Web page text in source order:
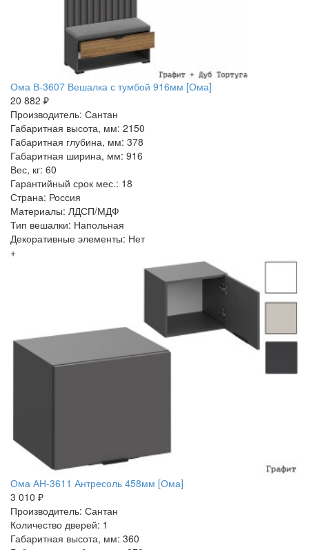
Ома В-3607 Вешалка с тумбой 916мм [Ома]
20 882 ₽
Производитель: Сантан
Габаритная высота, мм: 2150
Габаритная глубина, мм: 378
Габаритная ширина, мм: 916
Вес, кг: 60
Гарантийный срок мес.: 18
Страна: Россия
Материалы: ЛДСП/МДФ
Тип вешалки: Напольная
Декоративные элементы: Нет
+
Ома АН-3611 Антресоль 458мм [Ома]
3 010 ₽
Производитель: Сантан
Количество дверей: 1
Габаритная высота, мм: 360